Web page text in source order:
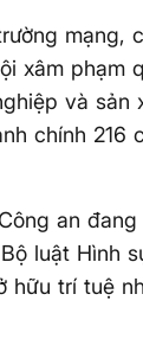
mạng,
xâm phạm
và sản
chính 216
an
luật Hình
trí tuệ